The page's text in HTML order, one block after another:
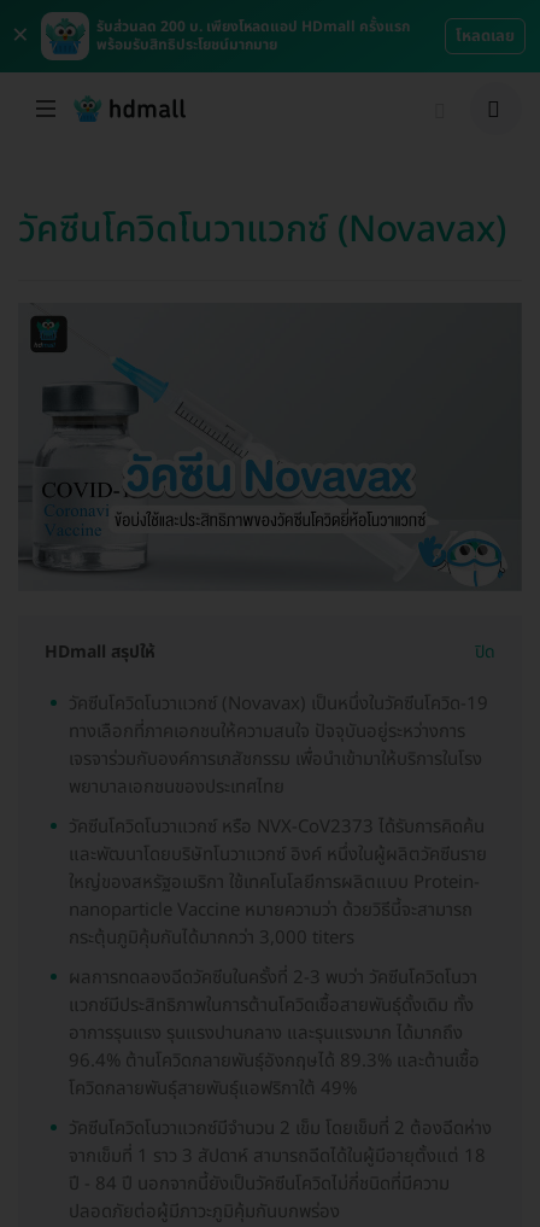
×
รับส่วนลด 200 บ. เพียงโหลดแอป HDmall ครั้งแรก
พร้อมรับสิทธิประโยชน์มากมาย
โหลดเลย
วัคซีนโควิดโนวาแวกซ์ (Novavax)
HDmall สรุปให้ ปิด
วัคซีนโควิดโนวาแวกซ์ (Novavax) เป็นหนึ่งในวัคซีนโควิด-19
ทางเลือกที่ภาคเอกชนให้ความสนใจ ปัจจุบันอยู่ระหว่างการ
เจรจาร่วมกับองค์การเภสัชกรรม เพื่อนำเข้ามาให้บริการในโรง
พยาบาลเอกชนของประเทศไทย
วัคซีนโควิดโนวาแวกซ์ หรือ NVX-CoV2373 ได้รับการคิดค้น
และพัฒนาโดยบริษัทโนวาแวกซ์ อิงค์ หนึ่งในผู้ผลิตวัคซีนราย
ใหญ่ของสหรัฐอเมริกา ใช้เทคโนโลยีการผลิตแบบ Protein-
nanoparticle Vaccine หมายความว่า ด้วยวิธีนี้จะสามารถ
กระตุ้นภูมิคุ้มกันได้มากกว่า 3,000 titers
ผลการทดลองฉีดวัคซีนในครั้งที่ 2-3 พบว่า วัคซีนโควิดโนวา
แวกซ์มีประสิทธิภาพในการต้านโควิดเชื้อสายพันธุ์ดั้งเดิม ทั้ง
อาการรุนแรง รุนแรงปานกลาง และรุนแรงมาก ได้มากถึง
96.4% ต้านโควิดกลายพันธุ์อังกฤษได้ 89.3% และต้านเชื้อ
โควิดกลายพันธุ์สายพันธุ์แอฟริกาใต้ 49%
วัคซีนโควิดโนวาแวกซ์มีจำนวน 2 เข็ม โดยเข็มที่ 2 ต้องฉีดห่าง
จากเข็มที่ 1 ราว 3 สัปดาห์ สามารถฉีดได้ในผู้มีอายุตั้งแต่ 18
ปี - 84 ปี นอกจากนี้ยังเป็นวัคซีนโควิดไม่กี่ชนิดที่มีความ
ปลอดภัยต่อผู้มีภาวะภูมิคุ้มกันบกพร่อง